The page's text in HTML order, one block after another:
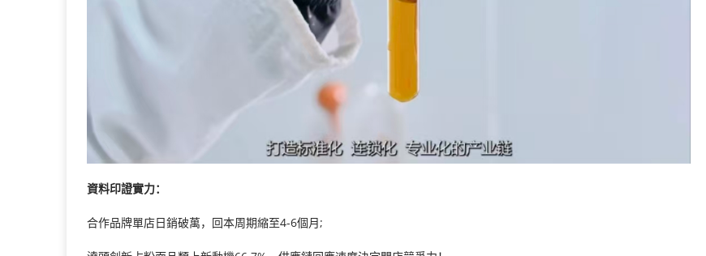
資料印證實力：
合作品牌單店日銷破萬，回本周期縮至4-6個月;